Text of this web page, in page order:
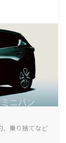
、乗り捨てなど